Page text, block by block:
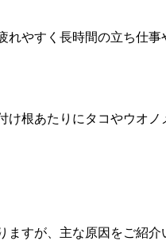
れやすく長時間の立ち仕事
け根あたりにタコやウオノ
ますが、主な原因をご紹介